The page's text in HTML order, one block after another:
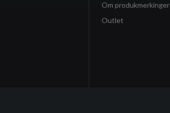
Om produkmerkinger
Outlet